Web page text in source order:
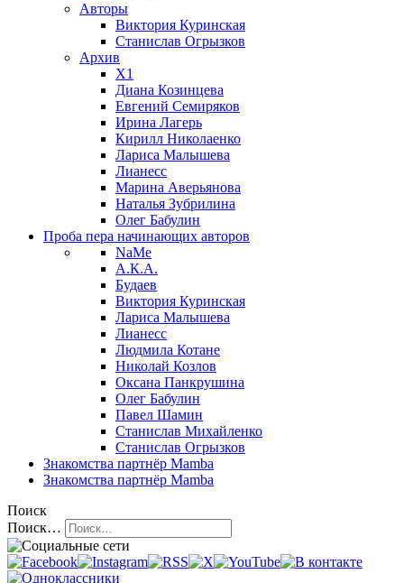
Авторы
Виктория Куринская
Станислав Огрызков
Архив
X1
Диана Козинцева
Евгений Семиряков
Ирина Лагерь
Кирилл Николаенко
Лариса Малышева
Лианесс
Марина Аверьянова
Наталья Зубрилина
Олег Бабулин
Проба пера начинающих авторов
NaMe
А.К.А.
Будаев
Виктория Куринская
Лариса Малышева
Лианесс
Людмила Котане
Николай Козлов
Оксана Панкрушина
Олег Бабулин
Павел Шамин
Станислав Михайленко
Станислав Огрызков
Знакомства партнёр Mamba
Знакомства партнёр Mamba
Поиск
Поиск…